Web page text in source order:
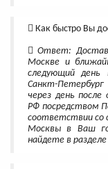
Как быстро Вы
Ответ:
Москве и
следующий день
Санкт-
через день
РФ посредством
соответствии со
Москвы в Ваш
найдете в разделе